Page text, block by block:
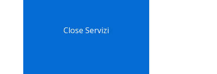
Close Servizi